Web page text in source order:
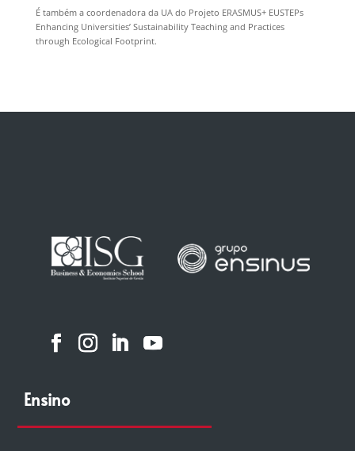
É também a coordenadora da UA do Projeto ERASMUS+ EUSTEPs
Enhancing Universities’ Sustainability Teaching and Practices
through Ecological Footprint.
Ensino